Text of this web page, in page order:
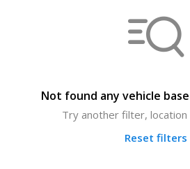
Not found any vehicle
Try another filter,
Reset filters